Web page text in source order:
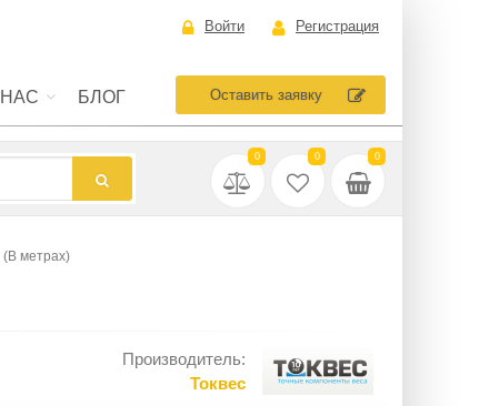
Войти Регистрация
БЛОГ Оставить заявку
0 0 0
(В метрах)
Производитель:
Токвес